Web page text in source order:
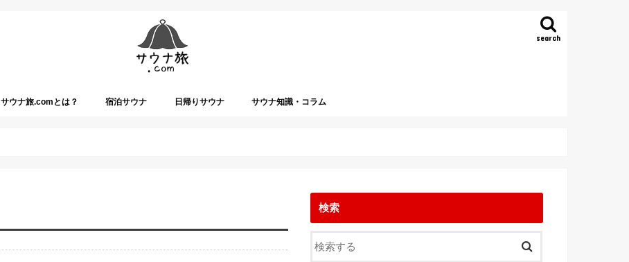
search
サウナ旅.comとは？ 宿泊サウナ 日帰りサウナ サウナ知識・コラム
検索